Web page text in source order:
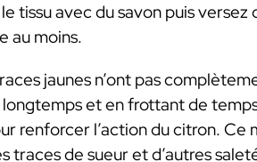
tissu avec du savon puis
au moins.
jaunes n’ont pas
et en frottant de
renforcer l’action du citron. Ce
traces de sueur et d’autres